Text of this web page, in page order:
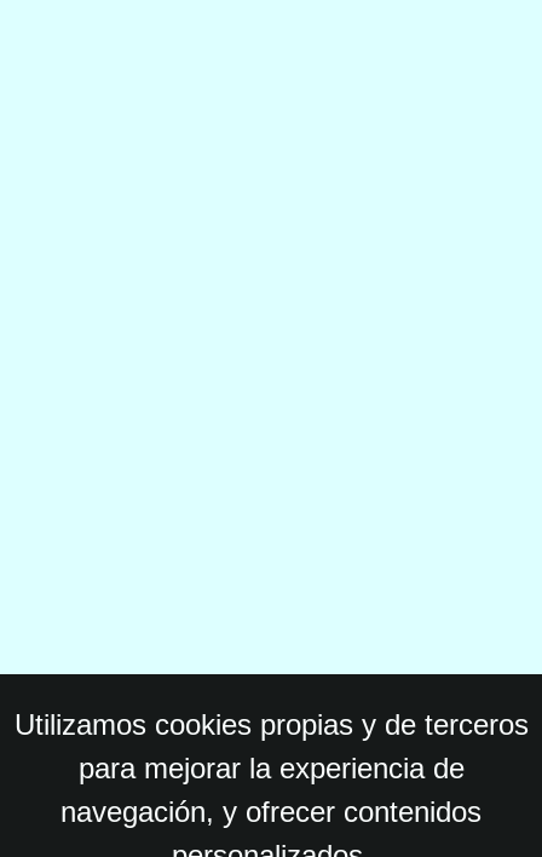
Utilizamos cookies propias y de terceros
para mejorar la experiencia de
navegación, y ofrecer contenidos